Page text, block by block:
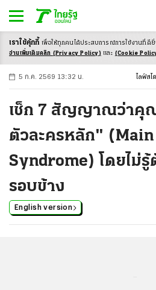
-ก ก ก+
5 ก.ค. 2569 13:32 น. ไลฟ์สไ
เช็ก 7 สัญญาณว่าคุณ
ตัวละครหลัก"
Syndrome) โดยไม่
รอบข้าง
English version
เราใช้คุ้กกี้ เพื่อให้ทุกคนได้ประสบการณ์การใช้งานที่ดี
อ่านเพิ่มเติมคลิก (Privacy Policy) และ (Cookie